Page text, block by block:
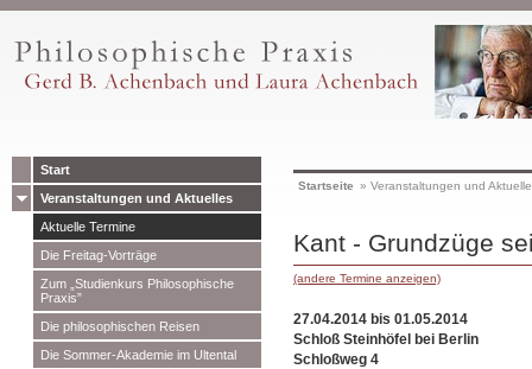
Start
Veranstaltungen und Aktuelles
Aktuelle Termine
Die Freitag-Vorträge
Zum „Studienkurs Philosophische
Praxis”
Die philosophischen Reisen
Die Sommer-Akademie im Ultental
Startseite » Veranstaltungen und
Kant - Grundzüge
(andere Termine anzeigen)
27.04.2014 bis 01.05.2014
Schloß Steinhöfel bei Berlin
Schloßweg 4